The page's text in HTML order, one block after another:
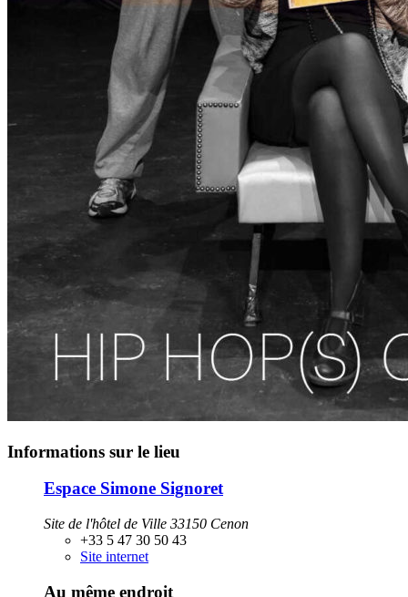
Informations sur le lieu
Espace Simone Signoret
Site de l'hôtel de Ville 33150 Cenon
+33 5 47 30 50 43
Site internet
Au même endroit